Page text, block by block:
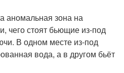
аномальная зона на
чего стоят бьющие из-под
В одном месте из-под
вода, а в другом бьёт